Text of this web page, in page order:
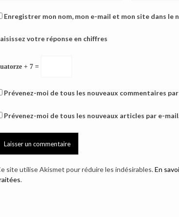
Enregistrer mon nom, mon e-mail et mon site dans le
votre réponse en chiffres
+ 7 =
Prévenez-moi de tous les nouveaux commentaires
Prévenez-moi de tous les nouveaux articles par e-
site utilise Akismet pour réduire les indésirables.En
.